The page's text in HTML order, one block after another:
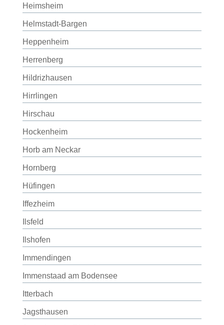
Heimsheim
Helmstadt-Bargen
Heppenheim
Herrenberg
Hildrizhausen
Hirrlingen
Hirschau
Hockenheim
Horb am Neckar
Hornberg
Hüfingen
Iffezheim
Ilsfeld
Ilshofen
Immendingen
Immenstaad am Bodensee
Itterbach
Jagsthausen